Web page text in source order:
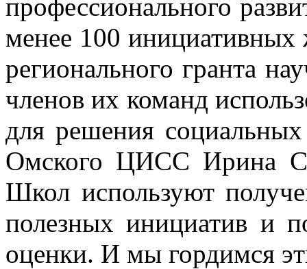
профессионального
менее 100 инициативных
регионального гранта
членов их команд
для решения социальных
Омского ЦИСС Ирина
Школ используют
полезных инициатив и
оценки. И мы гордимся